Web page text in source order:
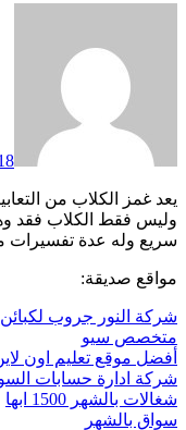
يعد غمز الكلاب من التعابير الطبيعية للوجه لدى بعض الحيوانات
وليس فقط الكلاب فقد
سريع وله عدة تفسيرات
مواقع صديقة:
شركة النور جروب
متخصص سيو
أفضل موقع تعليم اون
شركة ادارة حسابات
شغالات بالشهر 1500 ابها
سواق بالشهر